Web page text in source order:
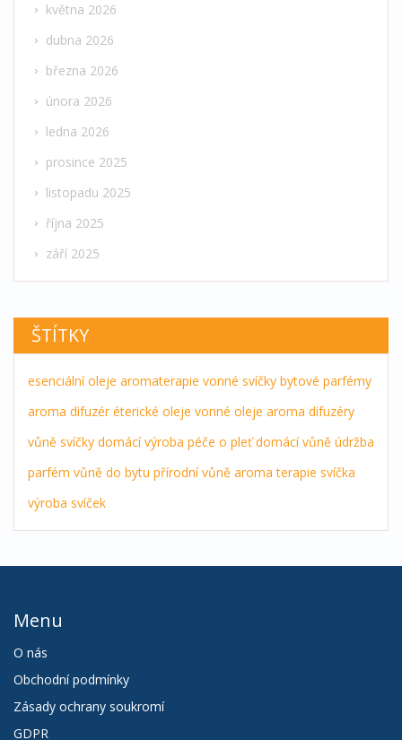
května 2026
dubna 2026
března 2026
února 2026
ledna 2026
prosince 2025
listopadu 2025
října 2025
září 2025
ŠTÍTKY
esenciální oleje aromaterapie vonné svíčky bytové parfémy
aroma difuzér éterické oleje vonné oleje aroma difuzéry
vůně svíčky domácí výroba péče o pleť domácí vůně údržba
parfém vůně do bytu přírodní vůně aroma terapie svíčka
výroba svíček
Menu
O nás
Obchodní podmínky
Zásady ochrany soukromí
GDPR